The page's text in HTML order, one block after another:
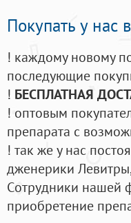
Покупать у нас
! каждому новому
последующие
! БЕСПЛАТНАЯ
! оптовым
препарата с
! так же у нас
дженерики
Cотрудники нашей
приобретение